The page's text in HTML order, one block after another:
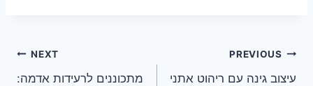
ניווט
PREVIOUS
עיצוב גינה עם ריהוט אתני
NEXT
מתכוננים לרעידות אדמה: